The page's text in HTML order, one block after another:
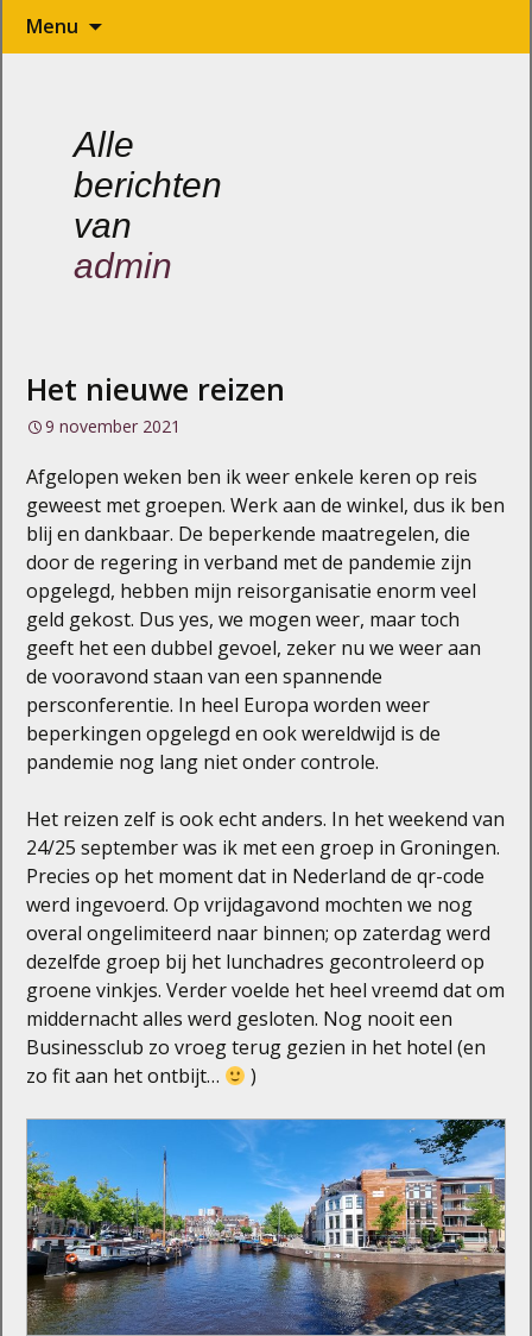
Menu
Alle
berichten
van
admin
Het nieuwe reizen
9 november 2021
Afgelopen weken ben ik weer enkele keren op reis
geweest met groepen. Werk aan de winkel, dus ik ben
blij en dankbaar. De beperkende maatregelen, die
door de regering in verband met de pandemie zijn
opgelegd, hebben mijn reisorganisatie enorm veel
geld gekost. Dus yes, we mogen weer, maar toch
geeft het een dubbel gevoel, zeker nu we weer aan
de vooravond staan van een spannende
persconferentie. In heel Europa worden weer
beperkingen opgelegd en ook wereldwijd is de
pandemie nog lang niet onder controle.
Het reizen zelf is ook echt anders. In het weekend van
24/25 september was ik met een groep in Groningen.
Precies op het moment dat in Nederland de qr-code
werd ingevoerd. Op vrijdagavond mochten we nog
overal ongelimiteerd naar binnen; op zaterdag werd
dezelfde groep bij het lunchadres gecontroleerd op
groene vinkjes. Verder voelde het heel vreemd dat om
middernacht alles werd gesloten. Nog nooit een
Businessclub zo vroeg terug gezien in het hotel (en
zo fit aan het ontbijt…
)